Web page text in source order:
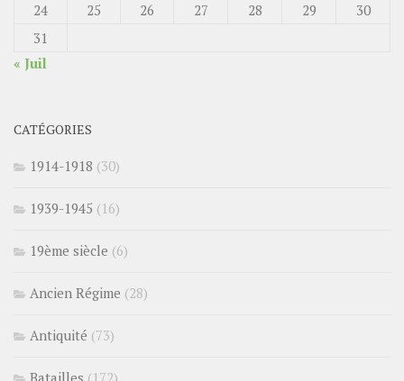
24
25 26 27 28 29
30
31
« Juil
CATÉGORIES
1914-1918 (30)
1939-1945 (16)
19ème siècle (6)
Ancien Régime (28)
Antiquité (73)